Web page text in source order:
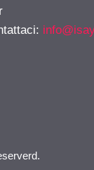
: